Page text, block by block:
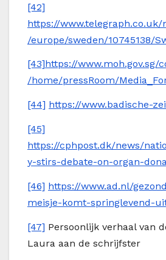
[42]
https://
/europe/sweden/10745138/
[43]https://www.moh.gov.sg/
/home/pressRoom/
[44] https://www.badische-
[45]
https://cphpost.dk/news/
y-stirs-debate-on-organ-
[46] https://www.ad.nl/
meisje-komt-springlevend-
[47] Persoonlijk verhaal van
Laura aan de schrijfster